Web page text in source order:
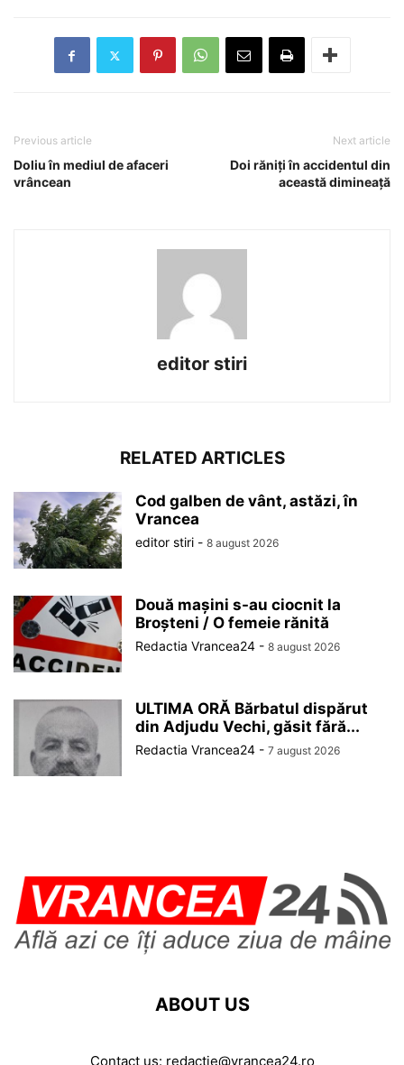
Previous article
Doliu în mediul de afaceri
vrâncean
Next article
Doi răniți în accidentul din
această dimineață
editor stiri
RELATED ARTICLES
Cod galben de vânt, astăzi, în
Vrancea
editor stiri - 8 august 2026
Două mașini s-au ciocnit la
Broșteni / O femeie rănită
Redactia Vrancea24 - 8 august 2026
ULTIMA ORĂ Bărbatul dispărut
din Adjudu Vechi, găsit fără...
Redactia Vrancea24 - 7 august 2026
ABOUT US
Contact us: redactie@vrancea24.ro